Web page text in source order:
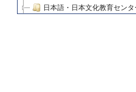
日本語・日本文化教育センタ
デジタルメディア・コンテ